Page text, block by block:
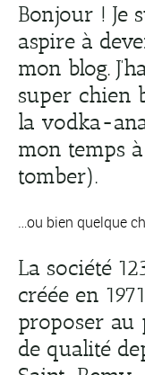
Bonjour ! Je
aspire à
mon blog.
super chien
la vodka-
mon temps
tomber).
…ou bien quelque
La société
créée en
proposer au
de qualité